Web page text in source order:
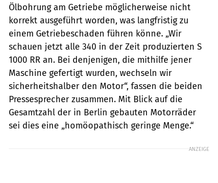
Ölbohrung am Getriebe möglicherweise nicht
korrekt ausgeführt worden, was langfristig zu
einem Getriebeschaden führen könne. „Wir
schauen jetzt alle 340 in der Zeit produzierten S
1000 RR an. Bei denjenigen, die mithilfe jener
Maschine gefertigt wurden, wechseln wir
sicherheitshalber den Motor“, fassen die beiden
Pressesprecher zusammen. Mit Blick auf die
Gesamtzahl der in Berlin gebauten Motorräder
sei dies eine „homöopathisch geringe Menge.“
ANZEIGE